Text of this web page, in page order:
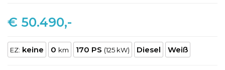
€ 50.490,-
EZ: keine 0 km 170 PS (125 kW) Diesel Weiß